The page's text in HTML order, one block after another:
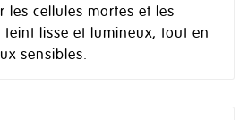
les cellules mortes et les
lisse et lumineux, tout en
sensibles.